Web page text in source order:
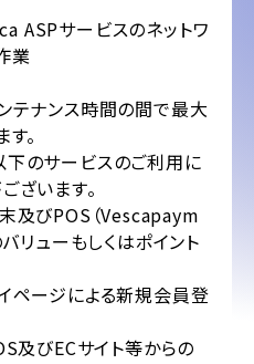
ASPサービスのネットワ
業
ス時間の間で最大
。
のご利用に
ざいます。
（Vescapaym
リューもしくはポイント
よる新規会員登
イト等からの